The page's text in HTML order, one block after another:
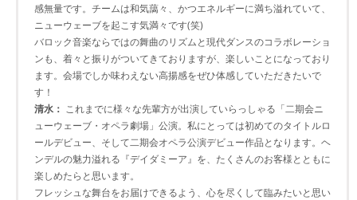
感無量です。チームは和気藹々、かつエネルギーに満ち溢れていて、
ニューウェーブを起こす気満々です(笑)
バロック音楽ならではの舞曲のリズムと現代ダンスのコラボレーショ
ンも、着々と振りがついてきておりますが、楽しいことになっており
ます。会場でしか味わえない高揚感をぜひ体感していただきたいで
す！
清水： これまでに様々な先輩方が出演していらっしゃる「二期会ニ
ューウェーブ・オペラ劇場」公演。私にとっては初めてのタイトルロ
ールデビュー、そして二期会オペラ公演デビュー作品となります。ヘ
ンデルの魅力溢れる『デイダミーア』を、たくさんのお客様とともに
楽しめたらと思います。
フレッシュな舞台をお届けできるよう、心を尽くして臨みたいと思い